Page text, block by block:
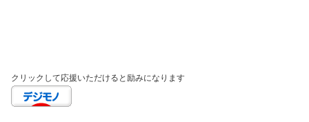
クリックして応援いただけると励みになります